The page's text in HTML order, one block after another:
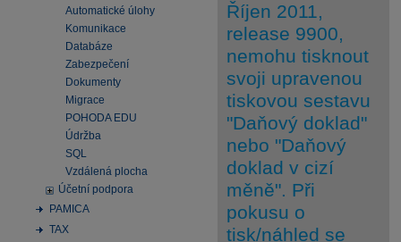
Automatické úlohy
Komunikace
Databáze
Zabezpečení
Dokumenty
Migrace
POHODA EDU
Údržba
SQL
Vzdálená plocha
Účetní podpora
PAMICA
TAX
Říjen 2011,
release 9900,
nemohu tisknout
svoji upravenou
tiskovou sestavu
"Daňový doklad"
nebo "Daňový
doklad v cizí
měně". Při
pokusu o
tisk/náhled se